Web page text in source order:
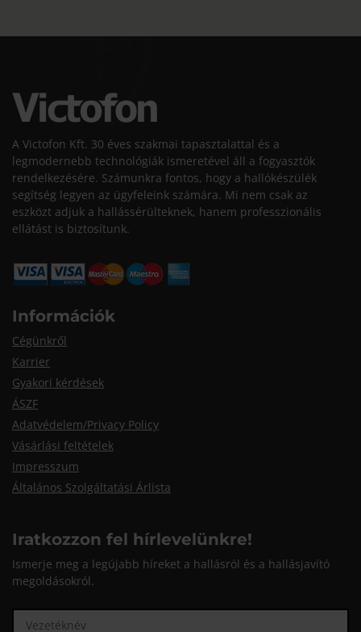
A Victofon Kft. 30 éves szakmai tapasztalattal és a
legmodernebb technológiák ismeretével áll a fogyasztók
rendelkezésére. Számunkra fontos, hogy a hallókészülék
segítség legyen az ügyfeleink számára. Mi nem csak az
eszközt adjuk a hallássérülteknek, hanem professzionális
ellátást is biztosítunk.
Információk
Cégünkről
Karrier
Gyakori kérdések
ÁSZF
Adatvédelem/Privacy Policy
Vásárlási feltételek
Impresszum
Általános Szolgáltatási Árlista
Iratkozzon fel hírlevelünkre!
Ismerje meg a legújabb híreket a hallásról és a hallásjavító
megoldásokról.